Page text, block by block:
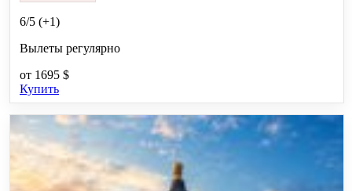
6/5 (+1)
Вылеты регулярно
от 1695 $
Купить